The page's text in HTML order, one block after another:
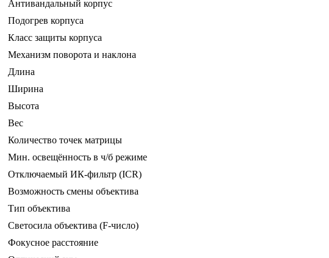
Антивандальный корпус
Подогрев корпуса
Класс защиты корпуса
Механизм поворота и наклона
Длина
Ширина
Высота
Вес
Количество точек матрицы
Мин. освещённость в ч/б режиме
Отключаемый ИК-фильтр (ICR)
Возможность смены объектива
Тип объектива
Светосила объектива (F-число)
Фокусное расстояние